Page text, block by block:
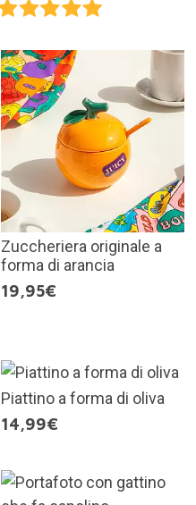
Zuccheriera originale a
forma di arancia
19,95€
Piattino a forma di oliva
14,99€